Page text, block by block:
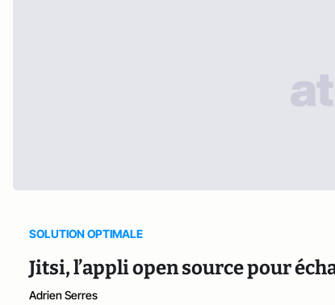
SOLUTION OPTIMALE
Jitsi, l’appli open source pour
Adrien Serres